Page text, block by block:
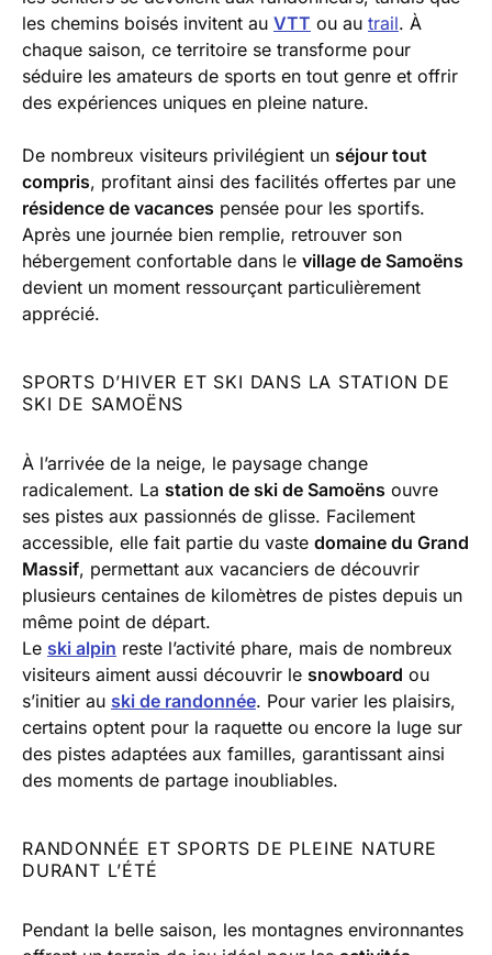
les chemins boisés invitent au VTT ou au trail. À
chaque saison, ce territoire se transforme pour
séduire les amateurs de sports en tout genre et offrir
des expériences uniques en pleine nature.
De nombreux visiteurs privilégient un séjour tout
compris, profitant ainsi des facilités offertes par une
résidence de vacances pensée pour les sportifs.
Après une journée bien remplie, retrouver son
hébergement confortable dans le village de Samoëns
devient un moment ressourçant particulièrement
apprécié.
SPORTS D’HIVER ET SKI DANS LA STATION DE
SKI DE SAMOËNS
À l’arrivée de la neige, le paysage change
radicalement. La station de ski de Samoëns ouvre
ses pistes aux passionnés de glisse. Facilement
accessible, elle fait partie du vaste domaine du Grand
Massif, permettant aux vacanciers de découvrir
plusieurs centaines de kilomètres de pistes depuis un
même point de départ.
Le ski alpin reste l’activité phare, mais de nombreux
visiteurs aiment aussi découvrir le snowboard ou
s’initier au ski de randonnée. Pour varier les plaisirs,
certains optent pour la raquette ou encore la luge sur
des pistes adaptées aux familles, garantissant ainsi
des moments de partage inoubliables.
RANDONNÉE ET SPORTS DE PLEINE NATURE
DURANT L’ÉTÉ
Pendant la belle saison, les montagnes environnantes